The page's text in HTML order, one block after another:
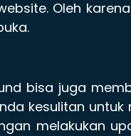
Oleh
bisa juga
kesulitan untuk
melakukan